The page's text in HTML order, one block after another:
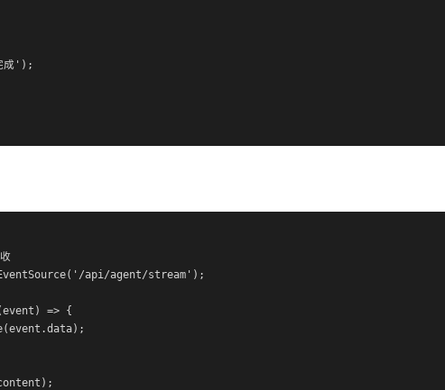
');
api/agent/stream');
(event) => {